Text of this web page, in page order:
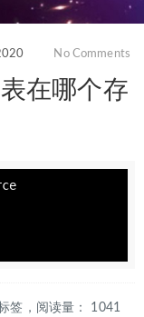
No Comments
在哪个存
签，阅读量： 1041